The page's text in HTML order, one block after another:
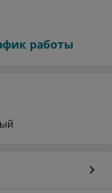
работы